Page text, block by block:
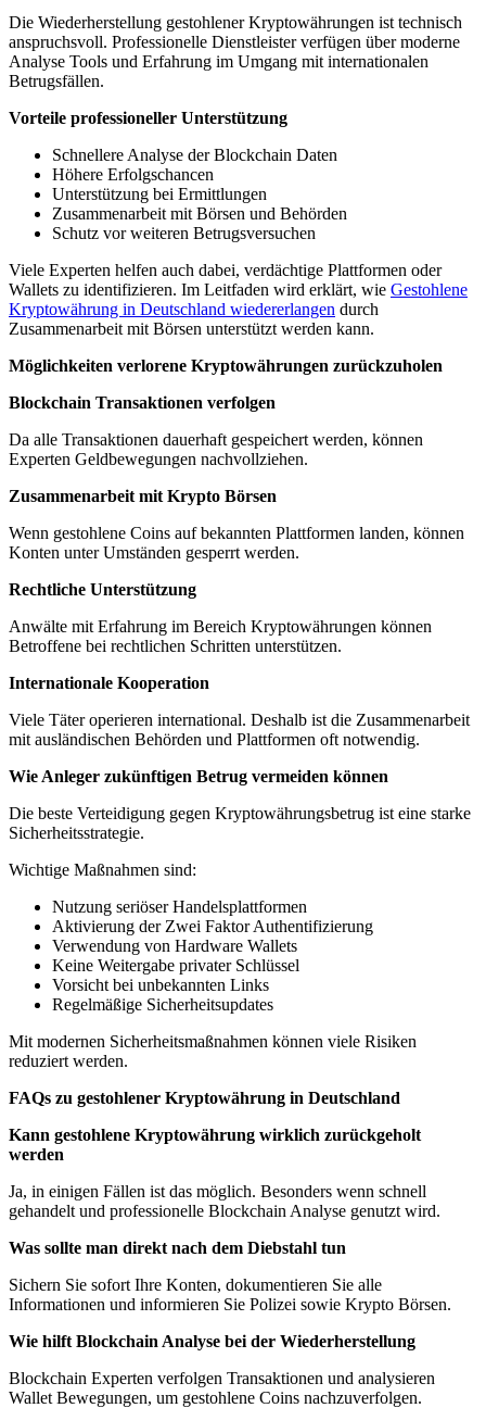
Die Wiederherstellung gestohlener Kryptowährungen ist technisch
anspruchsvoll. Professionelle Dienstleister verfügen über moderne
Analyse Tools und Erfahrung im Umgang mit internationalen
Betrugsfällen.
Vorteile professioneller Unterstützung
Schnellere Analyse der Blockchain Daten
Höhere Erfolgschancen
Unterstützung bei Ermittlungen
Zusammenarbeit mit Börsen und Behörden
Schutz vor weiteren Betrugsversuchen
Viele Experten helfen auch dabei, verdächtige Plattformen oder
Wallets zu identifizieren. Im Leitfaden wird erklärt, wie Gestohlene
Kryptowährung in Deutschland wiedererlangen durch
Zusammenarbeit mit Börsen unterstützt werden kann.
Möglichkeiten verlorene Kryptowährungen zurückzuholen
Blockchain Transaktionen verfolgen
Da alle Transaktionen dauerhaft gespeichert werden, können
Experten Geldbewegungen nachvollziehen.
Zusammenarbeit mit Krypto Börsen
Wenn gestohlene Coins auf bekannten Plattformen landen, können
Konten unter Umständen gesperrt werden.
Rechtliche Unterstützung
Anwälte mit Erfahrung im Bereich Kryptowährungen können
Betroffene bei rechtlichen Schritten unterstützen.
Internationale Kooperation
Viele Täter operieren international. Deshalb ist die Zusammenarbeit
mit ausländischen Behörden und Plattformen oft notwendig.
Wie Anleger zukünftigen Betrug vermeiden können
Die beste Verteidigung gegen Kryptowährungsbetrug ist eine starke
Sicherheitsstrategie.
Wichtige Maßnahmen sind:
Nutzung seriöser Handelsplattformen
Aktivierung der Zwei Faktor Authentifizierung
Verwendung von Hardware Wallets
Keine Weitergabe privater Schlüssel
Vorsicht bei unbekannten Links
Regelmäßige Sicherheitsupdates
Mit modernen Sicherheitsmaßnahmen können viele Risiken
reduziert werden.
FAQs zu gestohlener Kryptowährung in Deutschland
Kann gestohlene Kryptowährung wirklich zurückgeholt
werden
Ja, in einigen Fällen ist das möglich. Besonders wenn schnell
gehandelt und professionelle Blockchain Analyse genutzt wird.
Was sollte man direkt nach dem Diebstahl tun
Sichern Sie sofort Ihre Konten, dokumentieren Sie alle
Informationen und informieren Sie Polizei sowie Krypto Börsen.
Wie hilft Blockchain Analyse bei der Wiederherstellung
Blockchain Experten verfolgen Transaktionen und analysieren
Wallet Bewegungen, um gestohlene Coins nachzuverfolgen.